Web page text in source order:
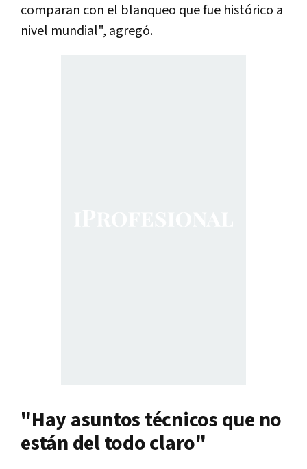
comparan con el blanqueo que fue histórico a
nivel mundial", agregó.
"Hay asuntos técnicos que no
están del todo claro"